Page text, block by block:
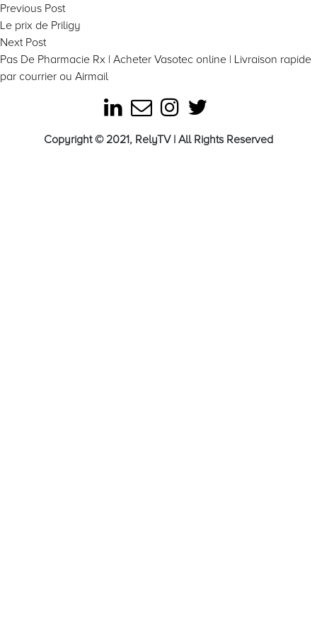
Post
navigation
Previous PostPrevious
post:
Le prix de Priligy
Next PostNext
post:
Pas De Pharmacie Rx | Acheter Vasotec online | Livraison rapide
par courrier ou Airmail
Copyright © 2021, RelyTV | All Rights Reserved